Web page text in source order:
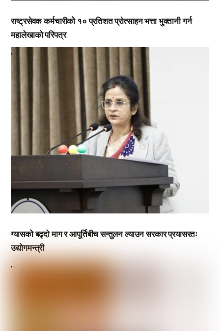
राष्ट्रसेवक कर्मचारीको १० प्रतिशत प्रोत्साहन भत्ता भुक्तानी गर्न
महालेखाको परिपत्र
, ,
ग्यासको बढ्दो माग र आपूर्तिबीच सन्तुलन ल्याउन सरकार प्रयासरतः
उद्योगमन्त्री
, ,